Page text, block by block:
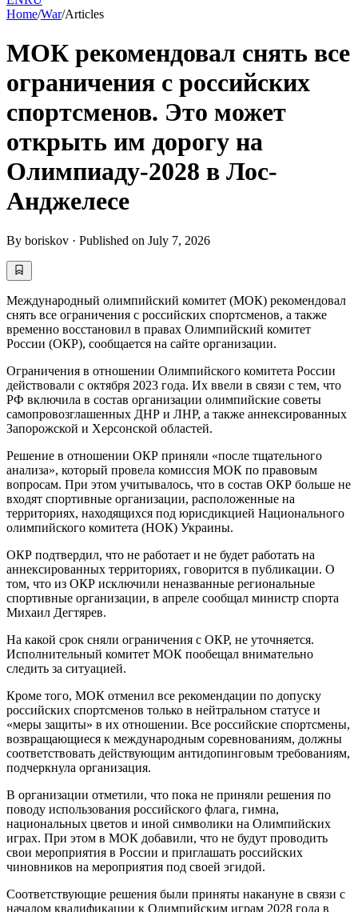
Home/War/Articles
МОК рекомендовал снять все
ограничения с российских
спортсменов. Это может
открыть им дорогу на
Олимпиаду-2028 в Лос-
Анджелесе
By boriskov · Published on July 7, 2026
Международный олимпийский комитет (МОК) рекомендовал
снять все ограничения с российских спортсменов, а также
временно восстановил в правах Олимпийский комитет
России (ОКР), сообщается на сайте организации.
Ограничения в отношении Олимпийского комитета России
действовали с октября 2023 года. Их ввели в связи с тем, что
РФ включила в состав организации олимпийские советы
самопровозглашенных ДНР и ЛНР, а также аннексированных
Запорожской и Херсонской областей.
Решение в отношении ОКР приняли «после тщательного
анализа», который провела комиссия МОК по правовым
вопросам. При этом учитывалось, что в состав ОКР больше не
входят спортивные организации, расположенные на
территориях, находящихся под юрисдикцией Национального
олимпийского комитета (НОК) Украины.
ОКР подтвердил, что не работает и не будет работать на
аннексированных территориях, говорится в публикации. О
том, что из ОКР исключили неназванные региональные
спортивные организации, в апреле сообщал министр спорта
Михаил Дегтярев.
На какой срок сняли ограничения с ОКР, не уточняется.
Исполнительный комитет МОК пообещал внимательно
следить за ситуацией.
Кроме того, МОК отменил все рекомендации по допуску
российских спортсменов только в нейтральном статусе и
«меры защиты» в их отношении. Все российские спортсмены,
возвращающиеся к международным соревнованиям, должны
соответствовать действующим антидопинговым требованиям,
подчеркнула организация.
В организации отметили, что пока не приняли решения по
поводу использования российского флага, гимна,
национальных цветов и иной символики на Олимпийских
играх. При этом в МОК добавили, что не будут проводить
свои мероприятия в России и приглашать российских
чиновников на мероприятия под своей эгидой.
Соответствующие решения были приняты накануне в связи с
началом квалификации к Олимпийским играм 2028 года в